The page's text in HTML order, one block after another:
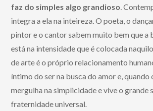
faz do simples algo grandioso.
integra a ela na inteireza. O poeta, o
pintor e o cantor sabem muito bem que a
está na intensidade que é colocada
de arte é o próprio relacionamento
íntimo do ser na busca do amor e, quando
mergulha na simplicidade e vive o grande
fraternidade universal.